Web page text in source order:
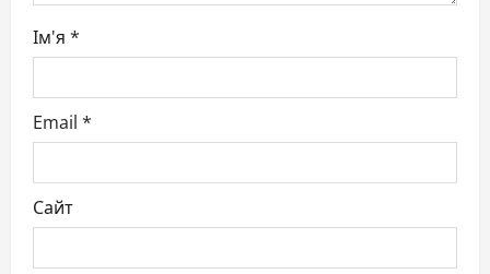
Ім'я *
Email *
Сайт